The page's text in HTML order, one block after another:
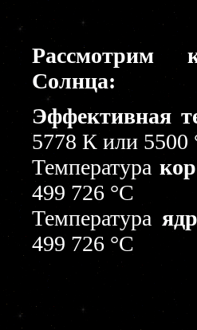
Рассмотрим
Солнца:
Эффективная
5778 К или 5500
Температура
499 726 °С
Температура
499 726 °С